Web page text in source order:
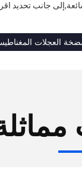
جانب
العجلات